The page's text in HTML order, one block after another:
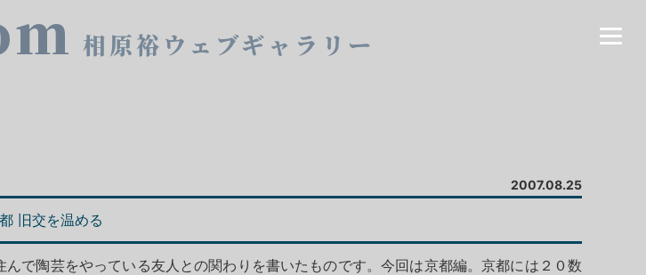
相原裕ウェブギャラリー
2007.08.25
旧交を温める
で陶芸をやっている友人との関わりを書いたものです。今回は京都編。京都には２０数